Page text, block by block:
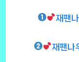
재팬
재팬나